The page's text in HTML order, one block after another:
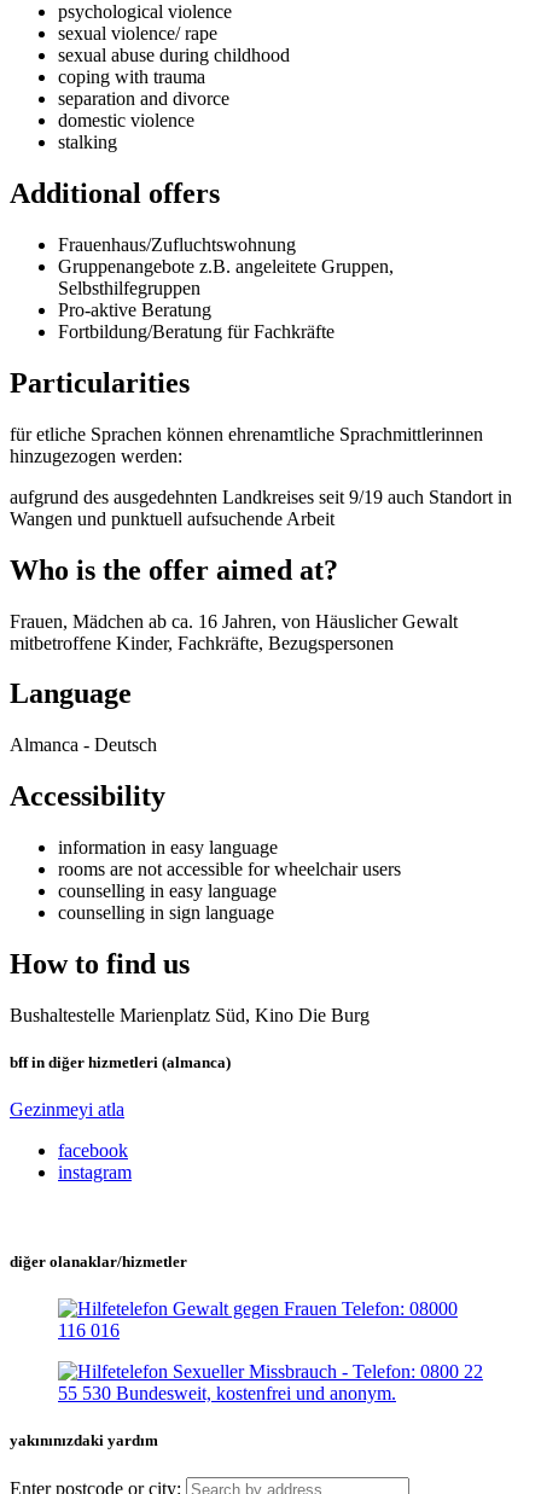
psychological violence
sexual violence/ rape
sexual abuse during childhood
coping with trauma
separation and divorce
domestic violence
stalking
Additional offers
Frauenhaus/Zufluchtswohnung
Gruppenangebote z.B. angeleitete Gruppen,
Selbsthilfegruppen
Pro-aktive Beratung
Fortbildung/Beratung für Fachkräfte
Particularities
für etliche Sprachen können ehrenamtliche Sprachmittlerinnen
hinzugezogen werden:
aufgrund des ausgedehnten Landkreises seit 9/19 auch Standort in
Wangen und punktuell aufsuchende Arbeit
Who is the offer aimed at?
Frauen, Mädchen ab ca. 16 Jahren, von Häuslicher Gewalt
mitbetroffene Kinder, Fachkräfte, Bezugspersonen
Language
Almanca - Deutsch
Accessibility
information in easy language
rooms are not accessible for wheelchair users
counselling in easy language
counselling in sign language
How to find us
Bushaltestelle Marienplatz Süd, Kino Die Burg
bff in diğer hizmetleri (almanca)
Gezinmeyi atla
facebook
instagram
diğer olanaklar/hizmetler
yakınınızdaki yardım
Enter postcode or city: